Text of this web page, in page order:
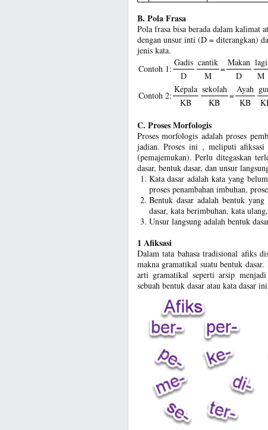
B. Pola Frasa
Pola frasa bisa berada dalam kalimat
dengan unsur inti (D = diterangkan)
jenis kata.
Contoh 1:
Gadis cantik
=
Makan lagi
D
M D
M
Contoh 2:
Kepala sekolah
=
Ayah
KB
KB KB
C. Proses Morfologis
Proses morfologis adalah proses
jadian. Proses ini , meliputi afiksasi
(pemajemukan). Perlu ditegaskan
dasar, bentuk dasar, dan unsur
Kata dasar adalah kata yang
proses penambahan imbuhan,
Bentuk dasar adalah bentuk
dasar, kata berimbuhan, kata
Unsur langsung adalah bentuk
1 Afiksasi
Dalam tata bahasa tradisional afiks
makna gramatikal suatu bentuk
arti gramatikal seperti arsip menjadi
sebuah bentuk dasar atau kata dasar